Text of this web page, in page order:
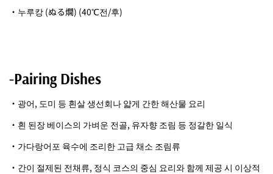
・누루캉 (ぬる燗) (40℃전/후)
-Pairing Dishes
・광어, 도미 등 흰살 생선회나 얇게 간한 해산물 요리
・흰 된장 베이스의 가벼운 전골, 유자향 조림 등 정갈한 일식
・가다랑어포 육수에 조리한 고급 채소 조림류
・간이 절제된 전채류, 정식 코스의 중심 요리와 함께 제공 시 이상적